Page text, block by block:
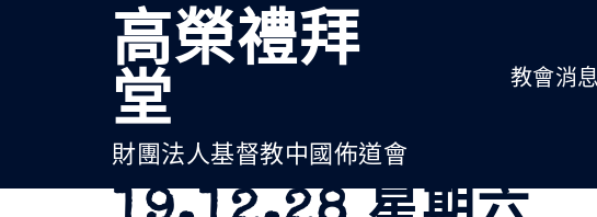
高榮禮拜
堂
財團法人基督教中國佈道會
教會消息